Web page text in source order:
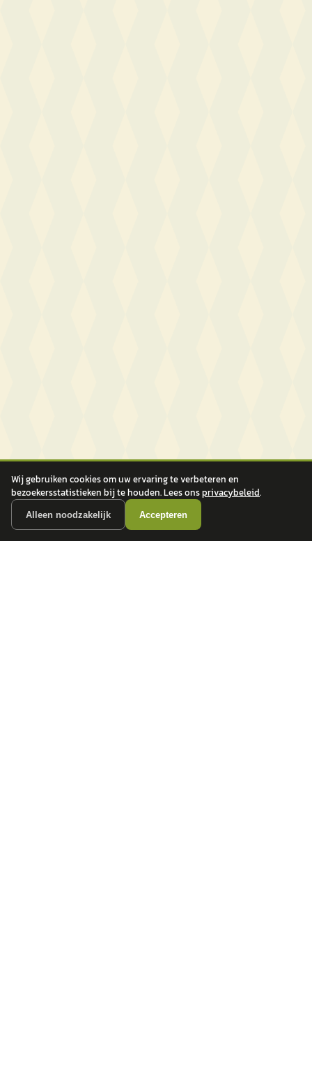
Wij gebruiken cookies om uw ervaring te verbeteren en
bezoekersstatistieken bij te houden. Lees onsprivacybeleid.
Alleen noodzakelijk Accepteren